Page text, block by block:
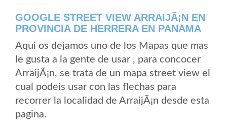
GOOGLE STREET VIEW ARRAIJÃ¡N EN
PROVINCIA DE HERRERA EN PANAMA
Aqui os dejamos uno de los Mapas que mas
le gusta a la gente de usar , para concocer
ArraijÃ¡n, se trata de un mapa street view el
cual podeis usar con las flechas para
recorrer la localidad de ArraijÃ¡n desde esta
pagina.